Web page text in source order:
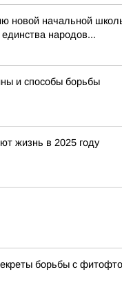
новой начальной
народов...
и способы борьбы
жизнь в 2025 году
борьбы с